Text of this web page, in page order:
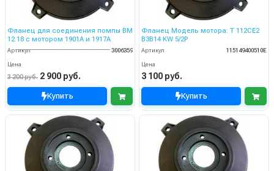
Фланец для соединения помпы ВМ
12.18 с мотором 1901А и 1917А
Артикул 3006359
Цена
3 200 руб. 2 900 руб.
Купить
Фланец Модель мотора: T 112CE2
B3B14 KW 5/2P
Артикул 115149400510E
Цена
3 100 руб.
Купить